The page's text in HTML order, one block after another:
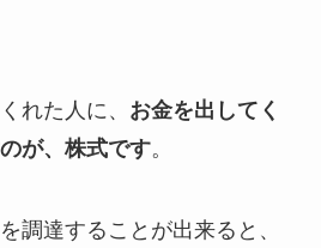
れた人に、 お金を出してく
が、株式です。
調達することが出来ると、